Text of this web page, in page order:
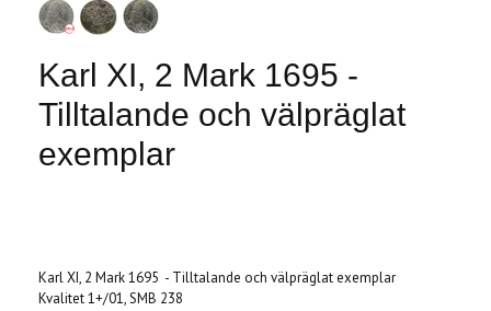
Karl XI, 2 Mark 1695 -
Tilltalande och välpräglat
exemplar
Karl XI, 2 Mark 1695 - Tilltalande och välpräglat exemplar
Kvalitet 1+/01, SMB 238